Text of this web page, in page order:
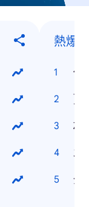
熱爆
何
蕭
林
袁
余